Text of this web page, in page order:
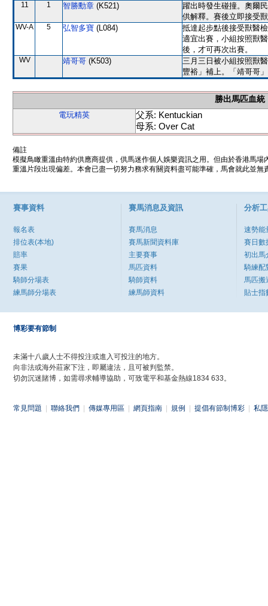
11 1 智勝勳章 (K521)
躍出時發生碰撞。奧爾
供解釋。賽後立即接受
WV-A 5 弘智多寶 (L084)
抵達起步點後接受獸醫
適宜出賽，小組按照獸
後，才可再次出賽。
WV 靖哥哥 (K503)
三月三日被小組按照獸
豐裕」補上。「靖哥哥
勝出馬匹血統
電玩精英
父系: Kentuckian
母系: Over Cat
備註
模擬鳥瞰重溫由特約供應商提供，供馬迷作個人娛樂資訊之用。但由於香港馬
重溫片段出現偏差。本會已盡一切努力務求有關資料盡可能準確，馬會就此並
賽事資料
報名表
排位表(本地)
賠率
賽果
騎師分場表
練馬師分場表
賽馬消息及資訊
賽馬消息
賽馬新聞資料庫
主要賽事
馬匹資料
騎師資料
練馬師資料
分析
速勢能
賽日數
初出馬
騎練配
馬匹搬
貼士指
博彩要有節制
未滿十八歲人士不得投注或進入可投注的地方。
向非法或海外莊家下注，即屬違法，且可被判監禁。
切勿沉迷賭博，如需尋求輔導協助，可致電平和基金熱線1834 633。
常見問題 聯絡我們 傳媒專用區 網頁指南 規例 提倡有節制博彩 私